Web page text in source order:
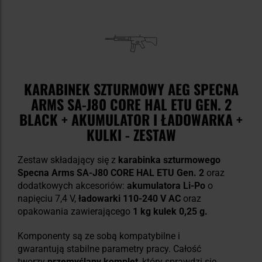
KARABINEK SZTURMOWY AEG SPECNA
ARMS SA-J80 CORE HAL ETU GEN. 2
BLACK + AKUMULATOR I ŁADOWARKA +
KULKI - ZESTAW
Zestaw składający się z karabinka szturmowego
Specna Arms SA-J80 CORE HAL ETU Gen. 2 oraz
dodatkowych akcesoriów: akumulatora Li-Po o
napięciu 7,4 V, ładowarki 110-240 V AC oraz
opakowania zawierającego 1 kg kulek 0,25 g.
Komponenty są ze sobą kompatybilne i
gwarantują stabilne parametry pracy. Całość